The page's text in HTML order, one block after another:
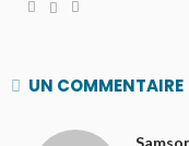
UN COMMENTAIRE